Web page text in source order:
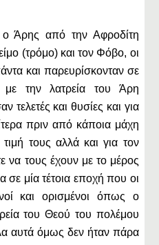
Άρης από την Αφροδίτη
(τρόμο) και τον Φόβο, οι
και παρευρίσκονταν σε
την λατρεία του Άρη
τελετές και θυσίες και για
πριν από κάποια μάχη
τους αλλά και για τον
να τους έχουν με το μέρος
σε μία τέτοια εποχή που οι
και ορισμένοι όπως ο
του Θεού του πολέμου
αυτά όμως δεν ήταν πάρα